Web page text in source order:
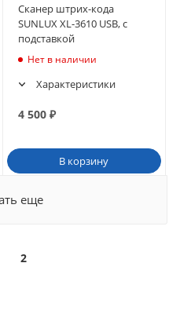
Сканер штрих-кода
SUNLUX XL-3610 USB, с
подставкой
Нет в наличии
Характеристики
4 500₽
В корзину
еще
2